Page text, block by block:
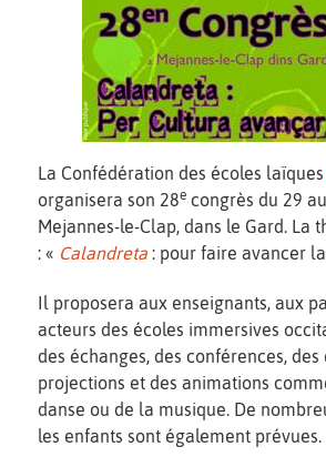
La Confédération des écoles laïques
organisera son 28e congrès du 29
Mejannes-le-Clap, dans le Gard. La
: « Calandreta : pour faire avancer
Il proposera aux enseignants, aux
acteurs des écoles immersives
des échanges, des conférences, des
projections et des animations
danse ou de la musique. De
les enfants sont également prévues.